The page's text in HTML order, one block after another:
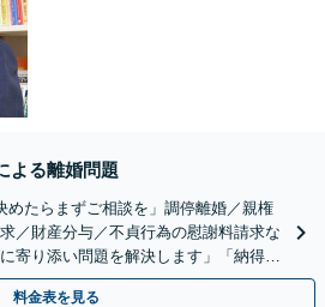
よる離婚問題
めたらまずご相談を」調停離婚／親権
／財産分与／不貞行為の慰謝料請求な
寄り添い問題を解決します」「納得感
間休日面談可（応相談）】
料金表を見る